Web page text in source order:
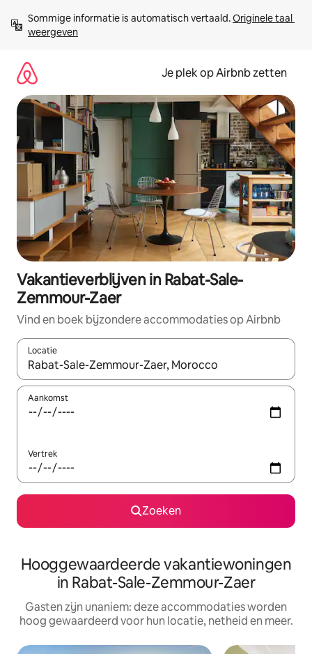
direct
naar
Sommige informatie is automatisch vertaald. Originele taal
weergeven
Je plek op Airbnb zetten
Vakantieverblijven in Rabat-Sale-
Zemmour-Zaer
Vind en boek bijzondere accommodaties op Airbnb
Locatie
Wanneer er resultaten beschikbaar zijn, maak je een keuze
Aankomst
Vertrek
Zoeken
Hooggewaardeerde vakantiewoningen
in Rabat-Sale-Zemmour-Zaer
Gasten zijn unaniem: deze accommodaties worden
hoog gewaardeerd voor hun locatie, netheid en meer.